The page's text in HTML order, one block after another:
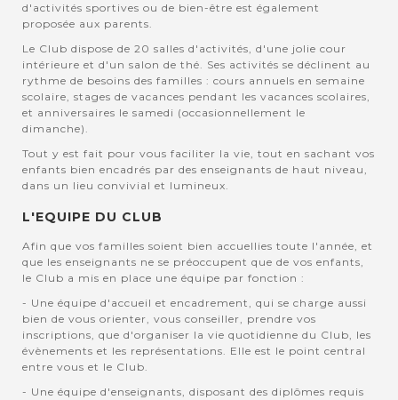
d'activités sportives ou de bien-être est également
proposée aux parents.
Le Club dispose de 20 salles d'activités, d'une jolie cour
intérieure et d'un salon de thé. Ses activités se déclinent au
rythme de besoins des familles : cours annuels en semaine
scolaire, stages de vacances pendant les vacances scolaires,
et anniversaires le samedi (occasionnellement le
dimanche).
Tout y est fait pour vous faciliter la vie, tout en sachant vos
enfants bien encadrés par des enseignants de haut niveau,
dans un lieu convivial et lumineux.
L'EQUIPE DU CLUB
Afin que vos familles soient bien accuellies toute l'année, et
que les enseignants ne se préoccupent que de vos enfants,
le Club a mis en place une équipe par fonction :
- Une équipe d'accueil et encadrement, qui se charge aussi
bien de vous orienter, vous conseiller, prendre vos
inscriptions, que d'organiser la vie quotidienne du Club, les
évènements et les représentations. Elle est le point central
entre vous et le Club.
- Une équipe d'enseignants, disposant des diplômes requis